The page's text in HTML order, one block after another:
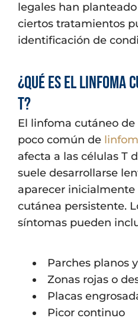
legales han
ciertos tratamientos
identificación de
¿Qué es el linfoma
T?
El linfoma cutáneo
poco común de
afecta a las células T
suele desarrollarse
aparecer
cutánea persistente.
síntomas pueden
Parches planos
Zonas rojas o
Placas
Picor continuo